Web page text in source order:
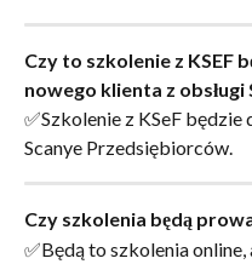
Czy to szkolenie z KSEF
nowego klienta z obsługi
✅Szkolenie z KSeF
Scanye Przedsiębiorców.
Czy szkolenia będą
✅Będą to szkolenia